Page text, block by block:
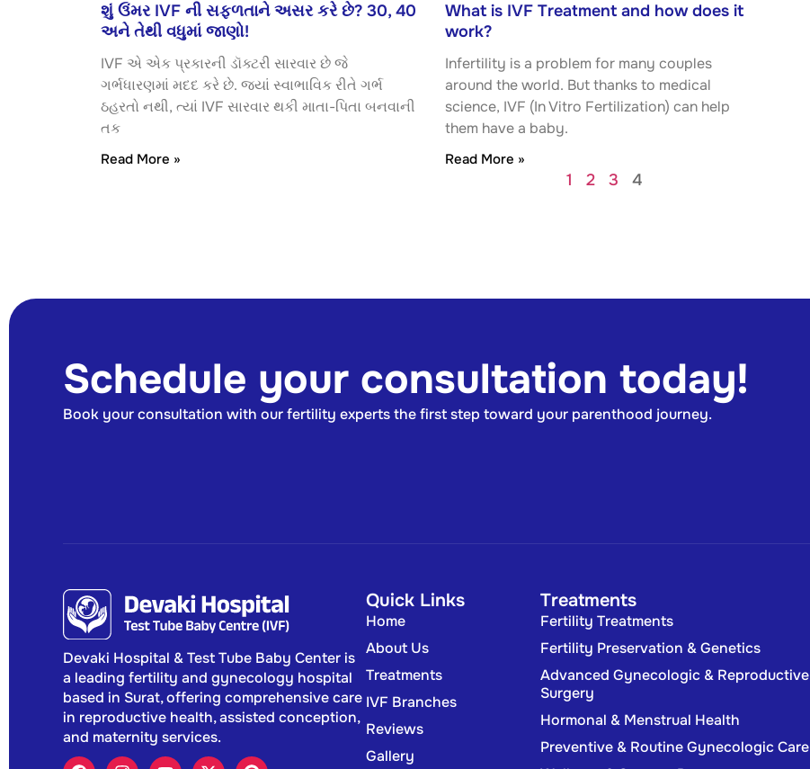
શું ઉંમર IVF ની સફળતાને અસર કરે છે? 30, 40
અને તેથી વધુમાં જાણો!
IVF એ એક પ્રકારની ડૉક્ટરી સારવાર છે જે
ગર્ભધારણમાં મદદ કરે છે. જ્યાં સ્વાભાવિક રીતે ગર્ભ
ઠહરતો નથી, ત્યાં IVF સારવાર થકી માતા-પિતા બનવાની
તક
Read More »
What is IVF Treatment and how does it
work?
Infertility is a problem for many couples
around the world. But thanks to medical
science, IVF (In Vitro Fertilization) can help
them have a baby.
Read More »
1 2 3 4
Schedule your consultation today!
Book your consultation with our fertility experts the first step toward your parenthood journey.
Devaki Hospital & Test Tube Baby Center is
a leading fertility and gynecology hospital
based in Surat, offering comprehensive care
in reproductive health, assisted conception,
and maternity services.
Quick Links
Home
About Us
Treatments
IVF Branches
Reviews
Gallery
Treatments
Fertility Treatments
Fertility Preservation & Genetics
Advanced Gynecologic & Reproductive
Surgery
Hormonal & Menstrual Health
Preventive & Routine Gynecologic Care